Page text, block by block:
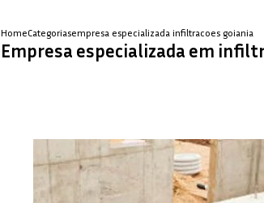
HomeCategoriasempresa especializada infiltracoes goiania
Empresa especializada em